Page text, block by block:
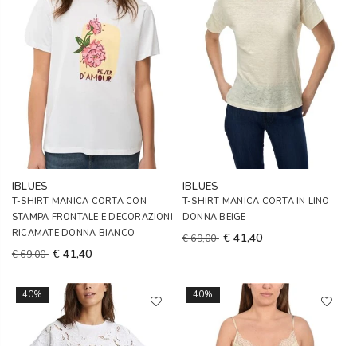
IBLUES
T-SHIRT MANICA CORTA CON
STAMPA FRONTALE E DECORAZIONI
RICAMATE DONNA BIANCO
€ 69,00 € 41,40
IBLUES
T-SHIRT MANICA CORTA IN LINO
DONNA BEIGE
€ 69,00 € 41,40
40% 40%